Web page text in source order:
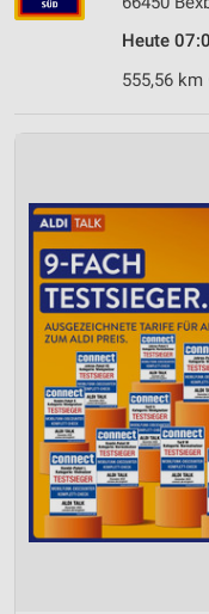
Heute
555,56
Geräte anhand von
Werbung